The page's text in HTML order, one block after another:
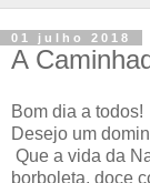
01 julho 2018
A
Bom dia a todos!
Desejo um
Que a vida da
borboleta, doce